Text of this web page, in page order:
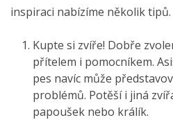
inspiraci nabízíme několik tipů.
Kupte si zvíře! Dobře
přítelem i pomocníkem.
pes navíc může
problémů. Potěší i jiná
papoušek nebo králík.